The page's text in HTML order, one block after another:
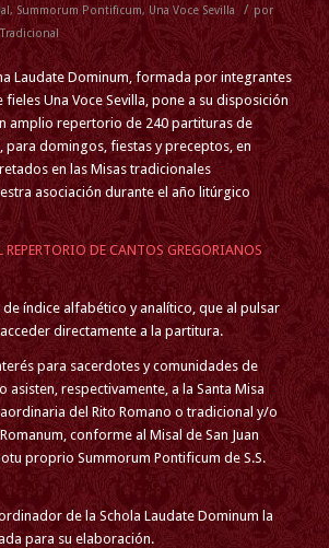
,Summorum Pontificum, Una Voce Sevilla / por
Laudate Dominum, formada por integrantes
Una Voce Sevilla, pone a su disposición
amplio repertorio de 240 partituras de
para domingos, fiestas y preceptos, en
en las Misas tradicionales
asociación durante el año litúrgico
REPERTORIO DE CANTOS GREGORIANOS
índice alfabético y analítico, que al pulsar
directamente a la partitura.
para sacerdotes y comunidades de
asisten, respectivamente, a la Santa Misa
del Rito Romano o tradicional y/o
conforme al Misal de San Juan
proprio Summorum Pontificum de S.S.
de la Schola Laudate Dominum la
para su elaboración.